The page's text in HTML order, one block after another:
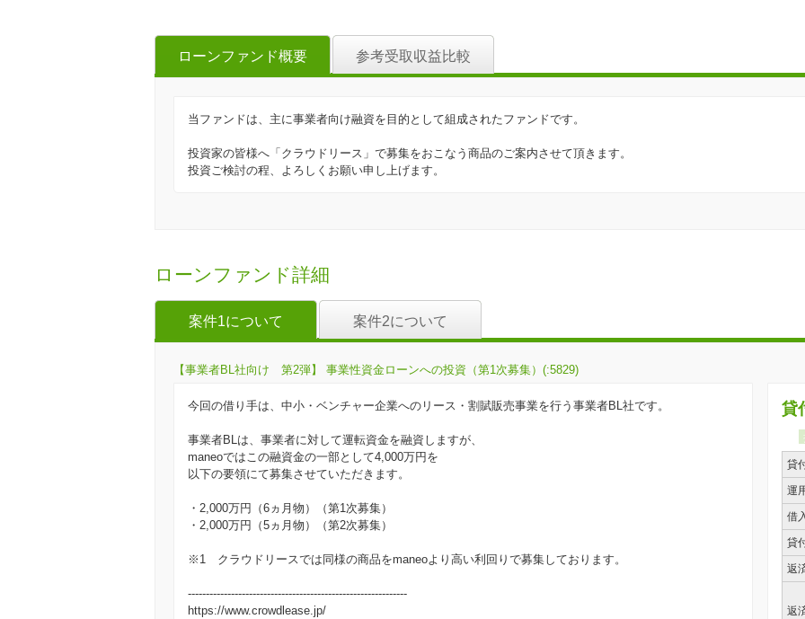
ローンファンド概要 参考受取収益比較
当ファンドは、主に事業者向け融資を目的として組成されたファンドです。
投資家の皆様へ「クラウドリース」で募集をおこなう商品のご案内させて頂きます。
投資ご検討の程、よろしくお願い申し上げます。
ローンファンド詳細
案件1について 案件2について
【事業者BL社向け 第2弾】 事業性資金ローンへの投資（第1次募集）(:5829)
今回の借り手は、中小・ベンチャー企業へのリース・割賦販売事業を行う事業者BL社です。
事業者BLは、事業者に対して運転資金を融資しますが、
maneoではこの融資金の一部として4,000万円を
以下の要領にて募集させていただきます。
・2,000万円（6ヵ月物）（第1次募集）
・2,000万円（5ヵ月物）（第2次募集）
※1 クラウドリースでは同様の商品をmaneoより高い利回りで募集しております。
-------------------------------------------------------------
https://www.crowdlease.jp/
貸
貸
運
借
貸
返
返